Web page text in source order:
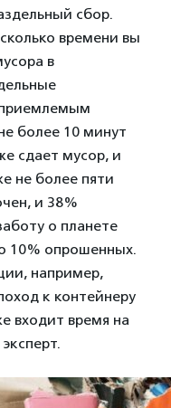
сбор.
времени вы
в
приемлемым
более 10 минут
сдает мусор, и
не более пяти
и 38%
о планете
10% опрошенных.
например,
к контейнеру
входит время на